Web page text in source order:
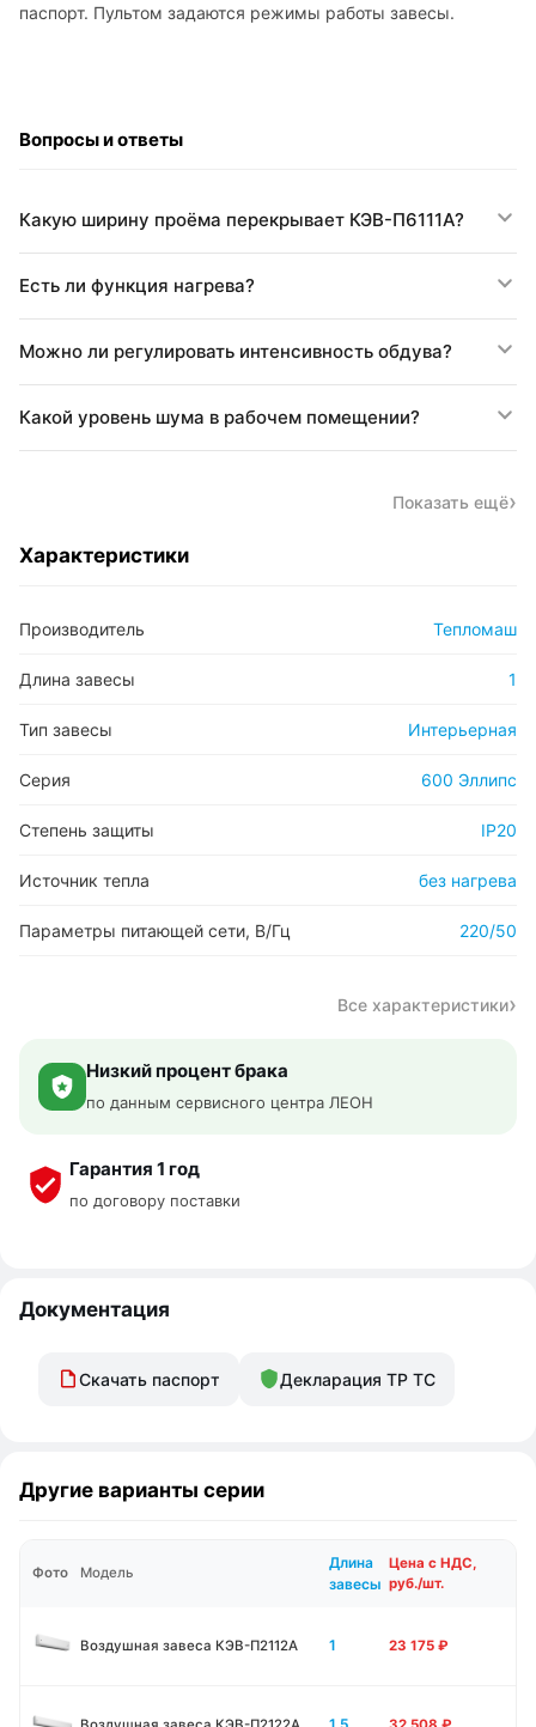
паспорт. Пультом задаются режимы работы завесы.
Вопросы и ответы
Какую ширину проёма перекрывает КЭВ-П6111A?
Есть ли функция нагрева?
Можно ли регулировать интенсивность обдува?
Какой уровень шума в рабочем помещении?
Показать ещё
Характеристики
Производитель Тепломаш
Длина завесы 1
Тип завесы Интерьерная
Серия 600 Эллипс
Степень защиты IP20
Источник тепла без нагрева
Параметры питающей сети, В/Гц 220/50
Все характеристики
Низкий процент брака
по данным сервисного центра ЛЕОН
Гарантия 1 год
по договору поставки
Документация
Скачать паспорт Декларация ТР ТС
Другие варианты серии
Фото Модель
Длина
завесы
Цена с НДС,
руб./шт.
Воздушная завеса КЭВ-П2112А 1 23 175 ₽